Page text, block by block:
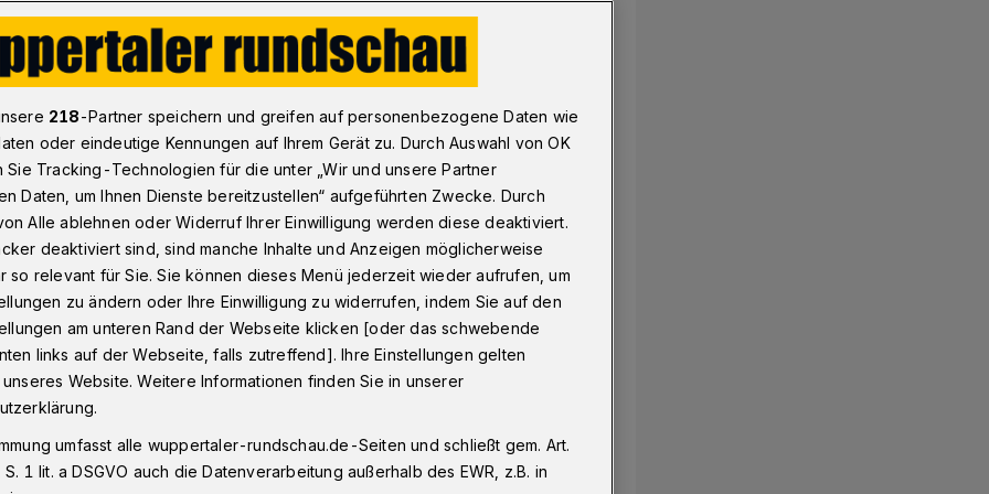
Kommentar der Wuppertaler Rundschau: Irgendwo muss man mal anfangen!
man mal
ist es etwa so wie mit der
vernünftige Mensch weiß, dass wir sie
nicht ewig darauf warten sollten, sie in
bekommt man die Mehrheiten
um sie zu realisieren?
218-Partner speichern und greifen auf personenbezogene Daten wie
oder eindeutige Kennungen auf Ihrem Gerät zu. Durch Auswahl von OK
Sie Tracking-Technologien für die unter „Wir und unsere Partner
Daten, um Ihnen Dienste bereitzustellen“ aufgeführten Zwecke. Durch
Alle ablehnen oder Widerruf Ihrer Einwilligung werden diese deaktiviert.
deaktiviert sind, sind manche Inhalte und Anzeigen möglicherweise
so relevant für Sie. Sie können dieses Menü jederzeit wieder aufrufen, um
zu ändern oder Ihre Einwilligung zu widerrufen, indem Sie auf den
am unteren Rand der Webseite klicken [oder das schwebende
links auf der Webseite, falls zutreffend]. Ihre Einstellungen gelten
Website. Weitere Informationen finden Sie in unserer
umfasst alle wuppertaler-rundschau.de-Seiten und schließt gem. Art.
1 lit. a DSGVO auch die Datenverarbeitung außerhalb des EWR, z.B. in